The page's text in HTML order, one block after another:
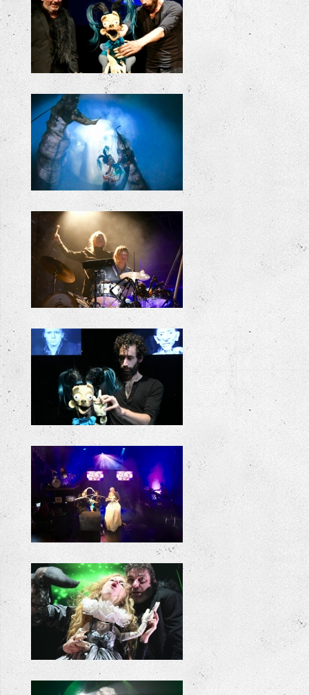
KILLIE BILLIE REPETITIES
KILLIE BILLIE
KILLIE BILLIE REPETITIES
KILLIE BILLIE REPETITIES
KILLIE BILLIE REPETITIES
KILLIE BILLIE REPETITIES